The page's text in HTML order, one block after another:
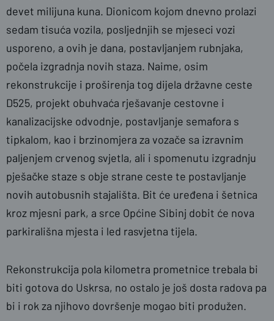
naslovnica
devet milijuna kuna. Dionicom kojom dnevno prolazi
sedam tisuća vozila, posljednjih se mjeseci vozi
usporeno, a ovih je dana, postavljanjem rubnjaka,
počela izgradnja novih staza. Naime, osim
rekonstrukcije i proširenja tog dijela državne ceste
D525, projekt obuhvaća rješavanje cestovne i
kanalizacijske odvodnje, postavljanje semafora s
tipkalom, kao i brzinomjera za vozače sa izravnim
paljenjem crvenog svjetla, ali i spomenutu izgradnju
pješačke staze s obje strane ceste te postavljanje
novih autobusnih stajališta. Bit će uređena i šetnica
kroz mjesni park, a srce Općine Sibinj dobit će nova
parkirališna mjesta i led rasvjetna tijela.
Rekonstrukcija pola kilometra prometnice trebala bi
biti gotova do Uskrsa, no ostalo je još dosta radova pa
bi i rok za njihovo dovršenje mogao biti produžen.